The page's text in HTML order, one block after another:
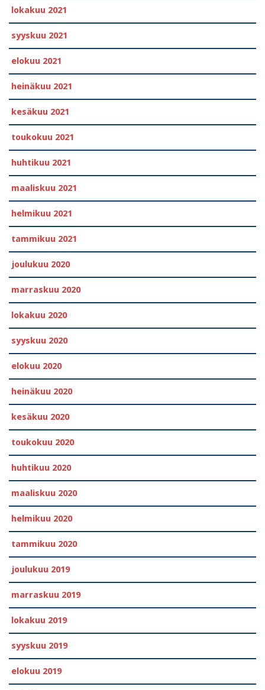
lokakuu 2021
syyskuu 2021
elokuu 2021
heinäkuu 2021
kesäkuu 2021
toukokuu 2021
huhtikuu 2021
maaliskuu 2021
helmikuu 2021
tammikuu 2021
joulukuu 2020
marraskuu 2020
lokakuu 2020
syyskuu 2020
elokuu 2020
heinäkuu 2020
kesäkuu 2020
toukokuu 2020
huhtikuu 2020
maaliskuu 2020
helmikuu 2020
tammikuu 2020
joulukuu 2019
marraskuu 2019
lokakuu 2019
syyskuu 2019
elokuu 2019